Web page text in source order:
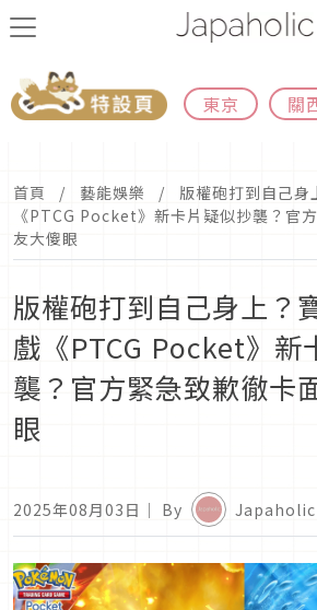
東京 關
首頁 藝能娛樂
版權砲打到自己身
《PTCG Pocket》新卡片疑似抄襲？官
友大傻眼
版權砲打到自己身上？
戲《PTCG Pocket》新
襲？官方緊急致歉徹卡
眼
2025年08月03日 ｜ By Japaholic